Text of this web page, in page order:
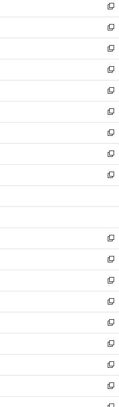
く
で
開
く
ド
ウ
で
開
く
い
ウ
ィ
ン
ド
ウ
で
開
く
新
し
い
ウ
ィ
ン
ド
ウ
で
開
く
新
し
い
ウ
ィ
ン
ド
ウ
で
開
く
新
し
い
ウ
ィ
ン
ド
ウ
で
開
く
新
し
い
ウ
ィ
ン
ド
ウ
で
開
く
新
し
い
ウ
ィ
ン
ド
ウ
で
開
新
し
い
ウ
ィ
ン
ド
ウ
開
新
し
い
ウ
ィ
ン
ウ
開
く
新
し
い
ウ
ン
ウ
で
開
く
新
し
ウ
ン
ド
ウ
で
開
く
新
し
い
ウ
ィ
ン
ド
ウ
で
開
く
新
し
い
ウ
ィ
ン
ド
ウ
で
開
く
新
し
い
ウ
ィ
ン
ド
ウ
で
開
く
新
し
い
ウ
ィ
ン
ド
ウ
で
開
新
し
い
ウ
ィ
ン
ド
ウ
新
し
い
ウ
ィ
ン
新
し
い
ウ
新
し